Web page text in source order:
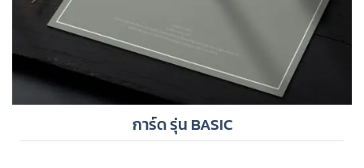
การ์ด รุ่น BASIC